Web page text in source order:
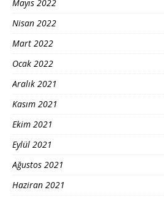
Mayıs 2022
Nisan 2022
Mart 2022
Ocak 2022
Aralık 2021
Kasım 2021
Ekim 2021
Eylül 2021
Ağustos 2021
Haziran 2021